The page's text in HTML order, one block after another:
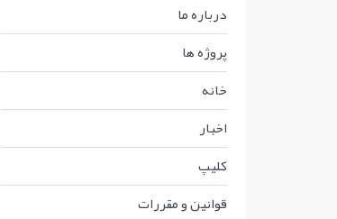
درباره ما
پروژه ها
خانه
اخبار
کليپ
قوانين و مقررات